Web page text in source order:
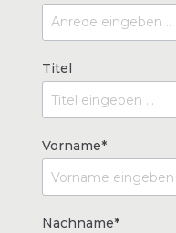
Titel
Vorname*
Nachname*